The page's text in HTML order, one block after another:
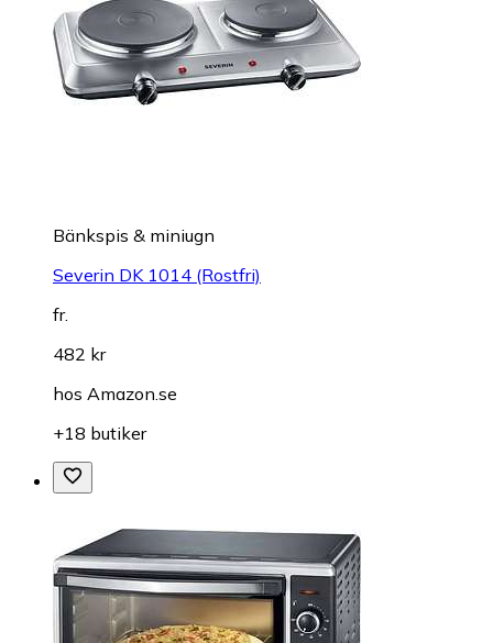
Bänkspis & miniugn
Severin DK 1014 (Rostfri)
fr.
482 kr
hos Amazon.se
+18 butiker